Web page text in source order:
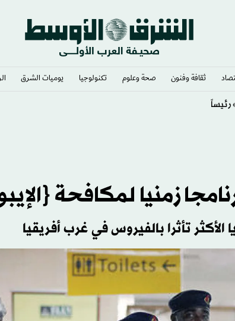
ثقافة وفنون صحة وعلوم تكنولوجيا يوميات الشرق​
زمنيا لمكافحة
الأكثر تأثرا بالفيروس في غرب أفريقيا